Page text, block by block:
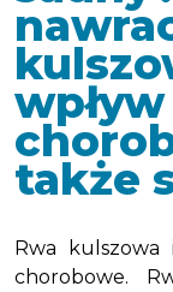
także
Rwa
chorobowe.